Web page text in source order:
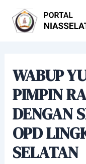
konten
WABUP
PIMPIN
DENGAN
OPD
SELATAN
navigation